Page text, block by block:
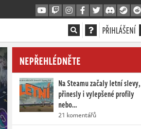
PŘIHLÁŠENÍ
NEPŘEHLÉDNĚTE
Na Steamu začaly letní slevy,
přinesly i vylepšené profily
nebo…
21 komentářů